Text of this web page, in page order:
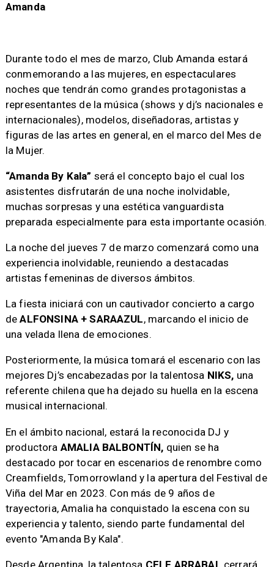
Amanda
Durante todo el mes de marzo, Club Amanda estará
conmemorando a las mujeres, en espectaculares
noches que tendrán como grandes protagonistas a
representantes de la música (shows y dj’s nacionales e
internacionales), modelos, diseñadoras, artistas y
figuras de las artes en general, en el marco del Mes de
la Mujer.
“Amanda By Kala” será el concepto bajo el cual los
asistentes disfrutarán de una noche inolvidable,
muchas sorpresas y una estética vanguardista
preparada especialmente para esta importante ocasión.
La noche del jueves 7 de marzo comenzará como una
experiencia inolvidable, reuniendo a destacadas
artistas femeninas de diversos ámbitos.
La fiesta iniciará con un cautivador concierto a cargo
deALFONSINA + SARAAZUL, marcando el inicio de
una velada llena de emociones.
Posteriormente, la música tomará el escenario con las
mejores Dj’s encabezadas por la talentosa NIKS, una
referente chilena que ha dejado su huella en la escena
musical internacional.
En el ámbito nacional, estará la reconocida DJ y
productora AMALIA BALBONTÍN, quien se ha
destacado por tocar en escenarios de renombre como
Creamfields, Tomorrowland y la apertura del Festival de
Viña del Mar en 2023. Con más de 9 años de
trayectoria, Amalia ha conquistado la escena con su
experiencia y talento, siendo parte fundamental del
evento "Amanda By Kala".
Desde Argentina, la talentosa CELE ARRABAL cerrará